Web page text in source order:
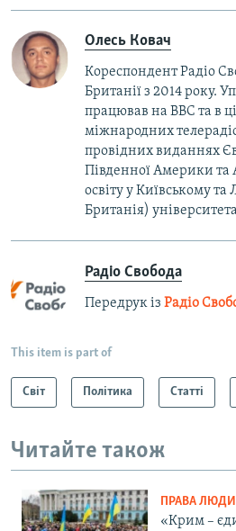
Олесь Ковач
Кореспондент Радіо
Британії з 2014 року.
працював на BBC та в
міжнародних
провідних виданнях
Південної Америки та
освіту у Київському
Британія)
Радіо Свобода
Передрук із Радіо
This item is part of
Світ Політика Статті
Читайте також
ПРАВА
«Крим –